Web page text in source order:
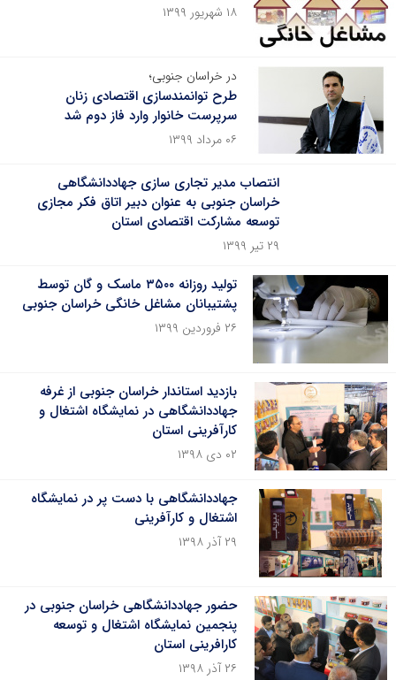
۱۸ شهریور ۱۳۹۹
در خراسان جنوبی؛
طرح توانمندسازی اقتصادی زنان
سرپرست خانوار وارد فاز دوم شد
۰۶ مرداد ۱۳۹۹
انتصاب مدیر تجاری سازی جهاددانشگاهی
خراسان جنوبی به عنوان دبیر اتاق فکر مجازی
توسعه مشارکت اقتصادی استان
۲۹ تیر ۱۳۹۹
تولید روزانه ۳۵۰۰ ماسک و گان توسط
پشتیبانان مشاغل خانگی خراسان جنوبی
۲۶ فروردین ۱۳۹۹
بازدید استاندار خراسان جنوبی از غرفه
جهاددانشگاهی در نمایشگاه اشتغال و
کارآفرینی استان
۰۲ دی ۱۳۹۸
جهاددانشگاهی با دست پر در نمایشگاه
اشتغال و کارآفرینی
۲۹ آذر ۱۳۹۸
حضور جهاددانشگاهی خراسان جنوبی در
پنجمین نمایشگاه اشتغال و توسعه
کارافرینی استان
۲۶ آذر ۱۳۹۸